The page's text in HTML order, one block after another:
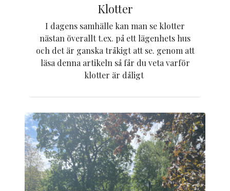
Klotter
I dagens samhälle kan man se klotter
nästan överallt t.ex. på ett lägenhets hus
och det är ganska tråkigt att se. genom att
läsa denna artikeln så får du veta varför
klotter är dåligt